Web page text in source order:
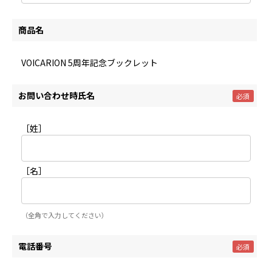
商品名
VOICARION 5周年記念ブックレット
お問い合わせ時氏名
［姓］
［名］
（全角で入力してください）
電話番号